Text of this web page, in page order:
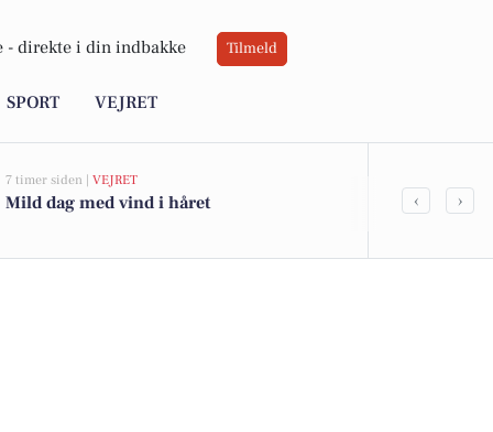
- direkte i din indbakke Tilmeld
SPORT VEJRET
7 timer siden | VEJRET
Mild dag med vind i håret ‹ ›